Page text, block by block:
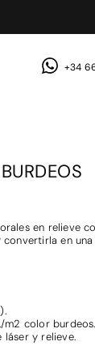
+34
en relieve
en una
m2 color burdeos.
láser y relieve.